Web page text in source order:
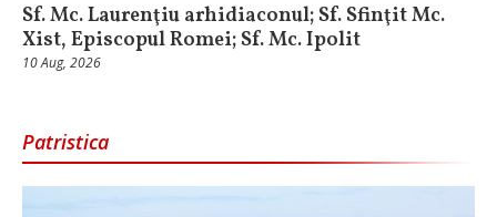
Sf. Mc. Laurenţiu arhidiaconul; Sf. Sfinţit Mc.
Xist, Episcopul Romei; Sf. Mc. Ipolit
10 Aug, 2026
Patristica